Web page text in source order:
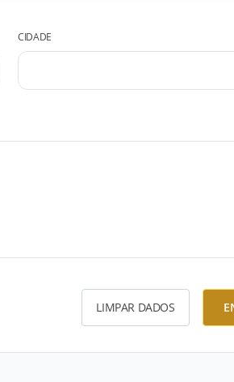
CIDADE
LIMPAR DADOS